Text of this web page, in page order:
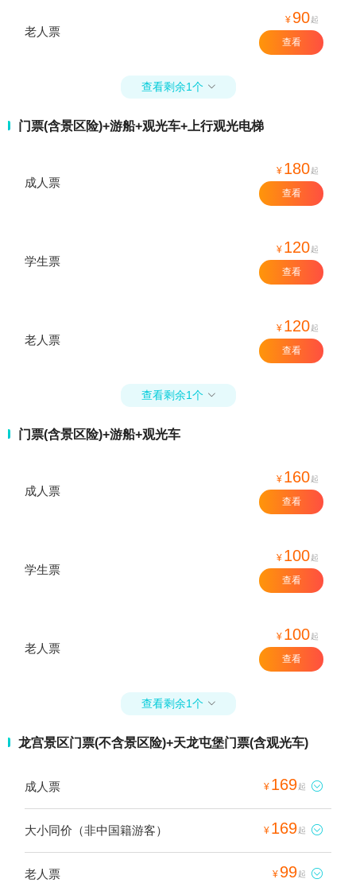
老人票
¥ 90起
查看
查看剩余1个 
门票(含景区险)+游船+观光车+上行观光电梯
成人票
¥ 180起
查看
学生票
¥ 120起
查看
老人票
¥ 120起
查看
查看剩余1个 
门票(含景区险)+游船+观光车
成人票
¥ 160起
查看
学生票
¥ 100起
查看
老人票
¥ 100起
查看
查看剩余1个 
龙宫景区门票(不含景区险)+天龙屯堡门票(含观光车)
成人票 ¥ 169起 
大小同价（非中国籍游客） ¥ 169起 
老人票 ¥ 99起 